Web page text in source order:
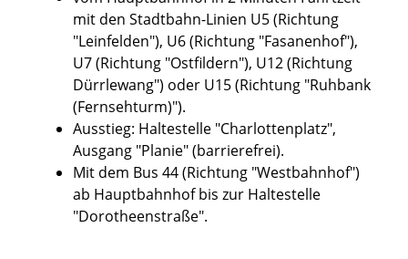
mit den Stadtbahn-Linien U5 (Richtung
"Leinfelden"), U6 (Richtung "Fasanenhof"),
U7 (Richtung "Ostfildern"), U12 (Richtung
Dürrlewang") oder U15 (Richtung "Ruhbank
(Fernsehturm)").
Ausstieg: Haltestelle "Charlottenplatz",
Ausgang "Planie" (barrierefrei).
Mit dem Bus 44 (Richtung "Westbahnhof")
ab Hauptbahnhof bis zur Haltestelle
"Dorotheenstraße".